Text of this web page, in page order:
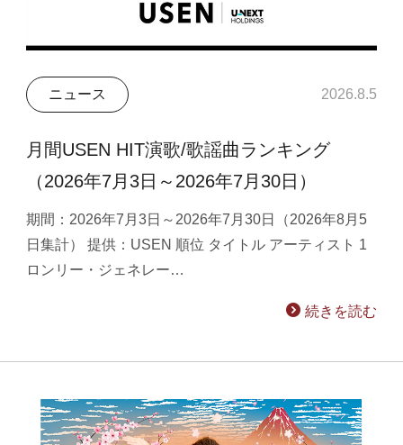
ニュース 2026.8.5
月間USEN HIT演歌/歌謡曲ランキング
（2026年7月3日～2026年7月30日）
期間：2026年7月3日～2026年7月30日（2026年8月5
日集計） 提供：USEN 順位 タイトル アーティスト 1
ロンリー・ジェネレー…
続きを読む